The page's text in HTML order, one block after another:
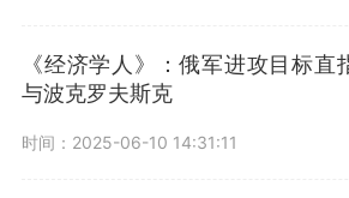
《经济学人》：俄军进攻目标直
与波克罗夫斯克
时间：2025-06-10 14:31:11